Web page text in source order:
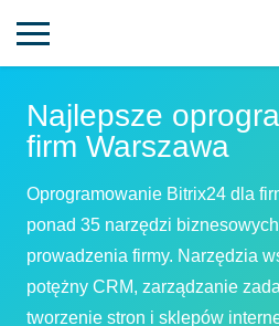
Najlepsze
firm Warszawa
Oprogramowanie Bitrix24 dla
ponad 35 narzędzi
prowadzenia firmy. Narzędzia
potężny CRM, zarządzanie
tworzenie stron i sklepów